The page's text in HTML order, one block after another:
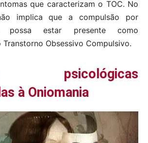
que caracterizam o TOC. No
implica que a compulsão por
possa estar presente como
Obsessivo Compulsivo.
psicológicas
à Oniomania